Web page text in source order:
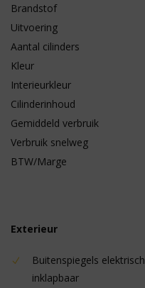
Brandstof
Uitvoering
Aantal cilinders
Kleur
Interieurkleur
Cilinderinhoud
Gemiddeld verbruik
Verbruik snelweg
BTW/Marge
Exterieur
Buitenspiegels elektrisch
inklapbaar